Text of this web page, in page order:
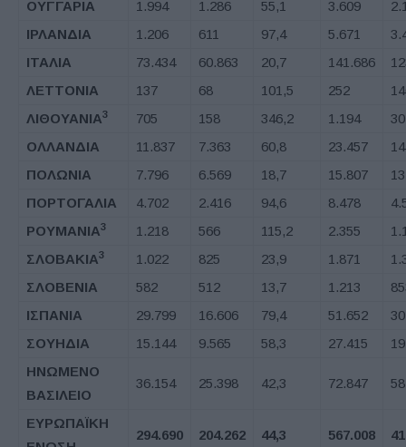
ΟΥΓΓΑΡΙΑ 1.994 1.286 55,1 3.609
ΙΡΛΑΝΔΙΑ
1.206 611 97,4 5.671
ΙΤΑΛΙΑ
73.434 60.863 20,7 141.686
ΛΕΤΤΟΝΙΑ
137 68 101,5 252
ΛΙΘΟΥΑΝΙΑ3 705 158 346,2 1.194
ΟΛΛΑΝΔΙΑ
11.837 7.363 60,8 23.457
ΠΟΛΩΝΙΑ
7.796 6.569 18,7 15.807
ΠΟΡΤΟΓΑΛΙΑ
4.702 2.416 94,6 8.478
ΡΟΥΜΑΝΙΑ3 1.218 566 115,2 2.355
ΣΛΟΒΑΚΙΑ3 1.022 825 23,9 1.871
ΣΛΟΒΕΝΙΑ
582 512 13,7 1.213
ΙΣΠΑΝΙΑ
29.799 16.606 79,4 51.652
ΣΟΥΗΔΙΑ
15.144 9.565 58,3 27.415
ΗΝΩΜΕΝΟ
ΒΑΣΙΛΕΙΟ
36.154 25.398 42,3 72.847
ΕΥΡΩΠΑΪΚΗ
294.690 204.262 44,3 567.008